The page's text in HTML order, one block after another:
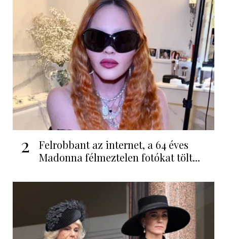
2
Felrobbant az internet, a 64 éves
Madonna félmeztelen fotókat tölt...